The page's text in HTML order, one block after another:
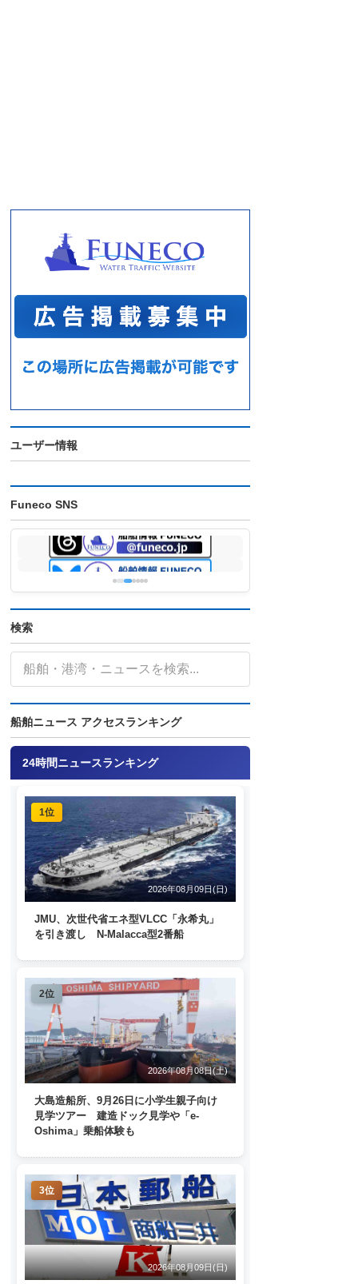
ユーザー情報
Funeco SNS
検索
船舶ニュース アクセスランキング
24時間ニュースランキング
1位
2026年08月09日(日)
JMU、次世代省エネ型VLCC「永希丸」
を引き渡し N-Malacca型2番船
2位
2026年08月08日(土)
大島造船所、9月26日に小学生親子向け
見学ツアー 建造ドック見学や「e-
Oshima」乗船体験も
3位
2026年08月09日(日)